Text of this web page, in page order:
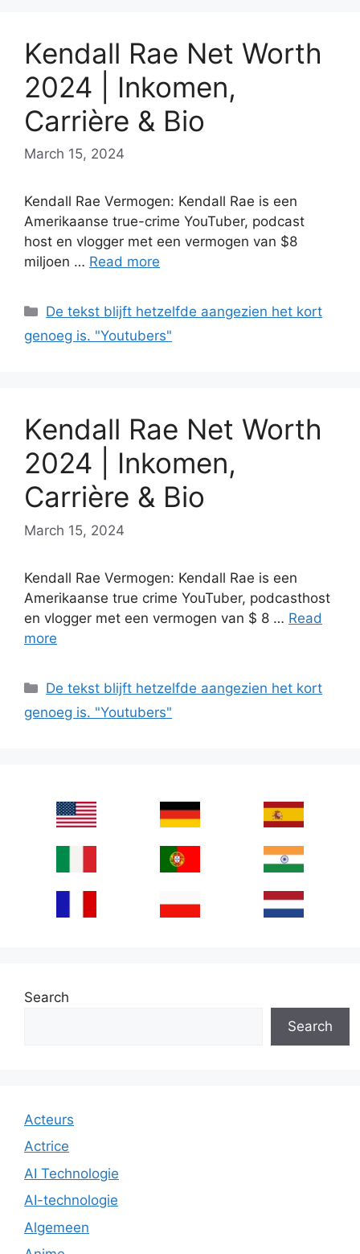
Kendall Rae Net Worth
2024 | Inkomen,
Carrière & Bio
March 15, 2024
Kendall Rae Vermogen: Kendall Rae is een
Amerikaanse true-crime YouTuber, podcast
host en vlogger met een vermogen van $8
miljoen … Read more
Categories
De tekst blijft hetzelfde aangezien het kort
genoeg is. "Youtubers"
Kendall Rae Net Worth
2024 | Inkomen,
Carrière & Bio
March 15, 2024
Kendall Rae Vermogen: Kendall Rae is een
Amerikaanse true crime YouTuber, podcasthost
en vlogger met een vermogen van $ 8 … Read
more
Categories
De tekst blijft hetzelfde aangezien het kort
genoeg is. "Youtubers"
Search
Search
Acteurs
Actrice
AI Technologie
AI-technologie
Algemeen